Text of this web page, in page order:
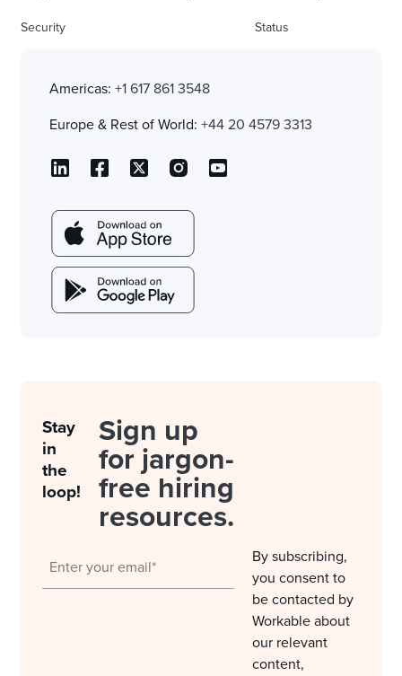
Security Status
Americas: +1 617 861 3548
Europe & Rest of World: +44 20 4579 3313
Stay
in
the
loop!
Sign up
for jargon-
free hiring
resources.
By subscribing,
you consent to
be contacted by
Workable about
our relevant
content,